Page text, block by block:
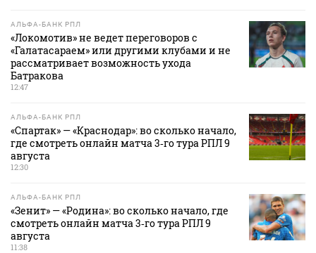
АЛЬФА-БАНК РПЛ
«Локомотив» не ведет переговоров с
«Галатасараем» или другими клубами и не
рассматривает возможность ухода
Батракова
12:47
АЛЬФА-БАНК РПЛ
«Спартак» — «Краснодар»: во сколько начало,
где смотреть онлайн матча 3‑го тура РПЛ 9
августа
12:30
АЛЬФА-БАНК РПЛ
«Зенит» — «Родина»: во сколько начало, где
смотреть онлайн матча 3‑го тура РПЛ 9
августа
11:38